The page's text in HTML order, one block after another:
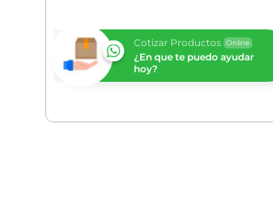
Cotizar Productos Online
¿En que te puedo ayudar
hoy?